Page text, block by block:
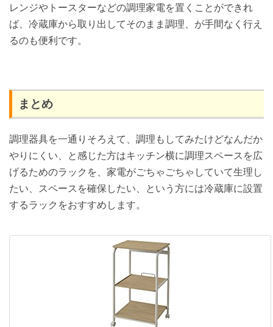
レンジやトースターなどの調理家電を置くことができれ
ば、冷蔵庫から取り出してそのまま調理、が手間なく行え
るのも便利です。
まとめ
調理器具を一通りそろえて、調理もしてみたけどなんだか
やりにくい、と感じた方はキッチン横に調理スペースを広
げるためのラックを、家電がごちゃごちゃしていて生理し
たい、スペースを確保したい、という方には冷蔵庫に設置
するラックをおすすめします。